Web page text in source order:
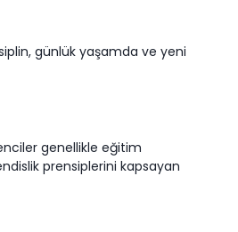
günlük yaşamda ve yeni
genellikle eğitim
prensiplerini kapsayan